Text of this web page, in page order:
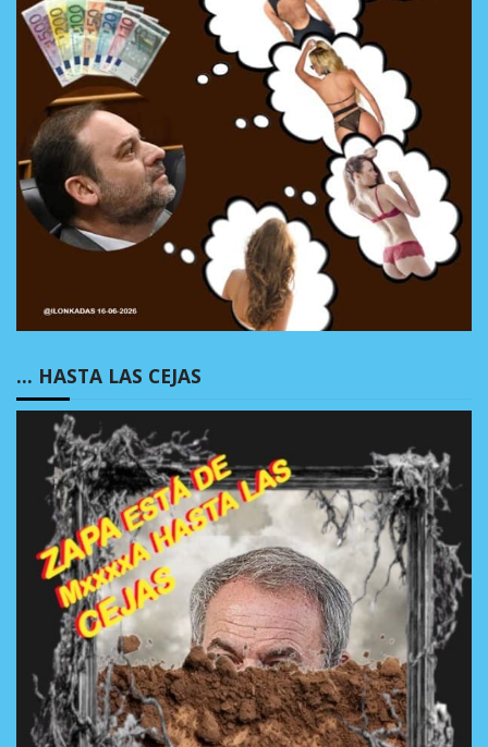
… HASTA LAS CEJAS